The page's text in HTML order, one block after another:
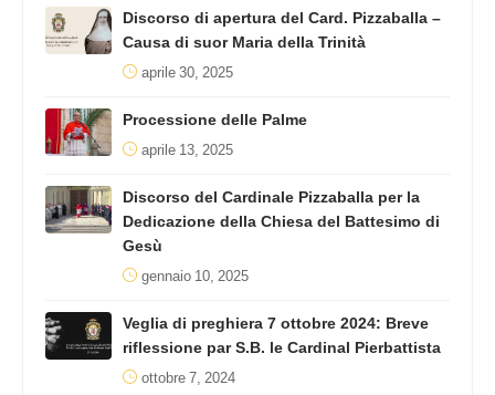
Discorso di apertura del Card. Pizzaballa –
Causa di suor Maria della Trinità
aprile 30, 2025
Processione delle Palme
aprile 13, 2025
Discorso del Cardinale Pizzaballa per la
Dedicazione della Chiesa del Battesimo di
Gesù
gennaio 10, 2025
Veglia di preghiera 7 ottobre 2024: Breve
riflessione par S.B. le Cardinal Pierbattista
ottobre 7, 2024